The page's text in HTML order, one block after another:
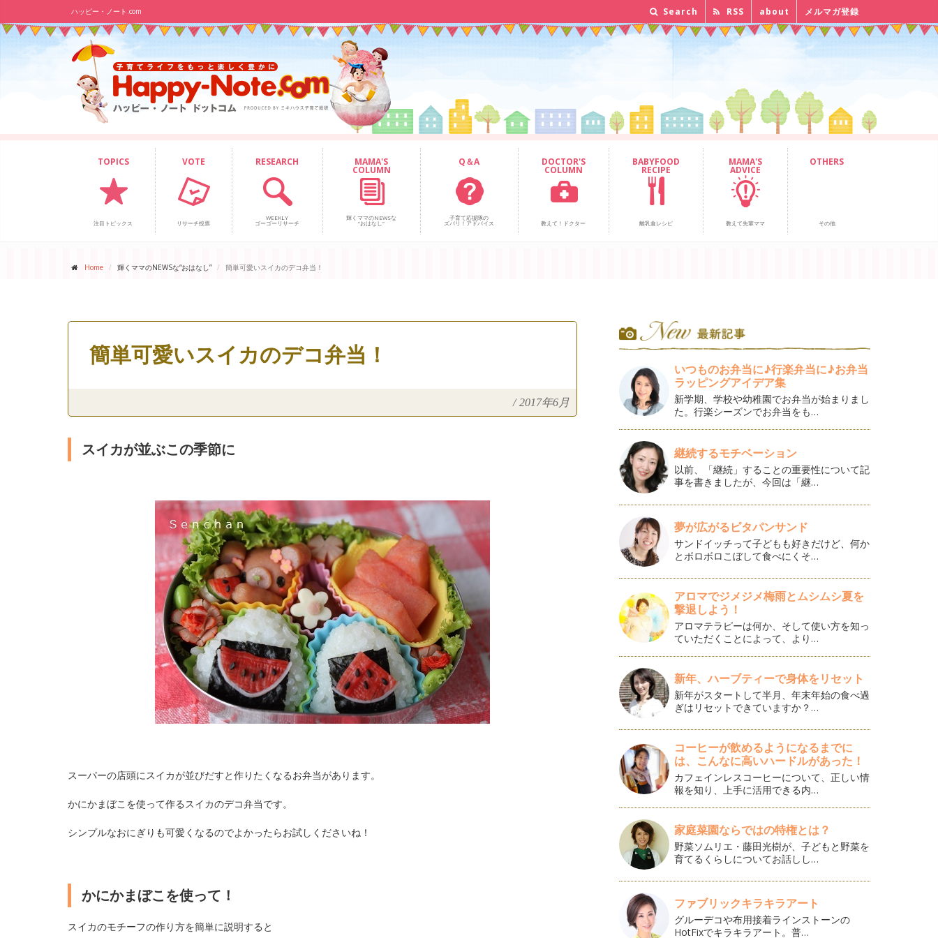
ハッピー・ノート.com Search RSS about メルマガ登録
TOPICS
注目トピックス
VOTE
リサーチ投票
RESEARCH
WEEKLY
ゴーゴーリサーチ
MAMA'S
COLUMN
輝くママのNEWSな
“おはなし”
Q＆A
子育て応援隊の
ズバリ！アドバイス
DOCTOR'S
COLUMN
教えて！ドクター
BABYFOOD
RECIPE
離乳食レシピ
MAMA'S
ADVICE
教えて先輩ママ
OTHERS
その他
Home 輝くママのNEWSな“おはなし” 簡単可愛いスイカのデコ弁当！
簡単可愛いスイカのデコ弁当！
/ 2017年6月
スイカが並ぶこの季節に
スーパーの店頭にスイカが並びだすと作りたくなるお弁当があります。
かにかまぼこを使って作るスイカのデコ弁当です。
シンプルなおにぎりも可愛くなるのでよかったらお試しくださいね！
かにかまぼこを使って！
スイカのモチーフの作り方を簡単に説明すると
いつものお弁当に♪行楽弁当に♪お弁当
ラッピングアイデア集
新学期、学校や幼稚園でお弁当が始まりまし
た。行楽シーズンでお弁当をも…
継続するモチベーション
以前、「継続」することの重要性について記
事を書きましたが、今回は「継…
夢が広がるピタパンサンド
サンドイッチって子どもも好きだけど、何か
とボロボロこぼして食べにくそ…
アロマでジメジメ梅雨とムシムシ夏を
撃退しよう！
アロマテラピーは何か、そして使い方を知っ
ていただくことによって、より…
新年、ハーブティーで身体をリセット
新年がスタートして半月、年末年始の食べ過
ぎはリセットできていますか？…
コーヒーが飲めるようになるまでに
は、こんなに高いハードルがあった！
カフェインレスコーヒーについて、正しい情
報を知り、上手に活用できる内…
家庭菜園ならではの特権とは？
野菜ソムリエ・藤田光樹が、子どもと野菜を
育てるくらしについてお話しし…
ファブリックキラキラアート
グルーデコや布用接着ラインストーンの
HotFixでキラキラアート。普…